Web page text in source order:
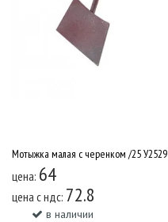
Мотыжка малая с черенком /25 У2529
цена: 64
цена c ндс: 72.8
в наличии